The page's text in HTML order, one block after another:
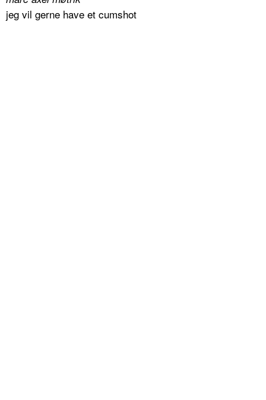
jeg vil gerne have et cumshot